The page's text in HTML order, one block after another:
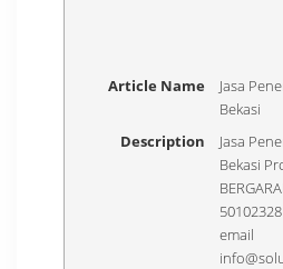
Article Name
Jasa
Bekasi
Description
Jasa
Bekasi
email